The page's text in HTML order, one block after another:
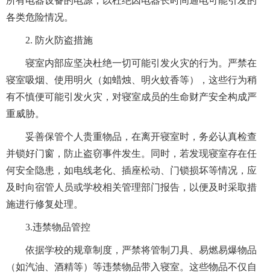
各类危险情况。
2. 防火防盗措施
寝室内部应坚决杜绝一切可能引发火灾的行为。严禁在
寝室吸烟、使用明火（如蜡烛、明火蚊香等），这些行为稍
有不慎便可能引发火灾，对寝室成员的生命财产安全构成严
重威胁。
妥善保管个人贵重物品，在离开寝室时，务必认真检查
并锁好门窗，防止盗窃事件发生。同时，若发现寝室存在任
何安全隐患，如电线老化、插座松动、门锁损坏等情况，应
及时向宿管人员或学校相关管理部门报告，以便及时采取措
施进行修复处理。
3.违禁物品管控
依据学校的规章制度，严禁将管制刀具、易燃易爆物品
（如汽油、酒精等）等违禁物品带入寝室。这些物品不仅自